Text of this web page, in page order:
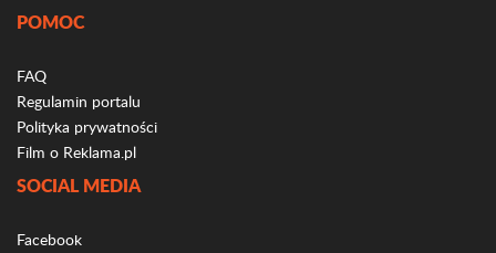
POMOC
FAQ
Regulamin portalu
Polityka prywatności
Film o Reklama.pl
SOCIAL MEDIA
Facebook